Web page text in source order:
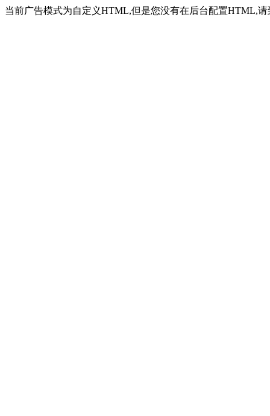
当前广告模式为自定义HTML,但是您没有在后台配置HTML,